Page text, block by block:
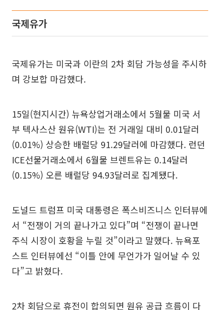
국제유가
국제유가는 미국과 이란의 2차 회담 가능성을 주시하
며 강보합 마감했다.
15일(현지시간) 뉴욕상업거래소에서 5월물 미국 서
부 텍사스산 원유(WTI)는 전 거래일 대비 0.01달러
(0.01%) 상승한 배럴당 91.29달러에 마감했다. 런던
ICE선물거래소에서 6월물 브렌트유는 0.14달러
(0.15%) 오른 배럴당 94.93달러로 집계됐다.
도널드 트럼프 미국 대통령은 폭스비즈니스 인터뷰에
서 “전쟁이 거의 끝나가고 있다”며 “전쟁이 끝나면
주식 시장이 호황을 누릴 것”이라고 말했다. 뉴욕포
스트 인터뷰에선 “이틀 안에 무언가가 일어날 수 있
다”고 밝혔다.
2차 회담으로 휴전이 합의되면 원유 공급 흐름이 다